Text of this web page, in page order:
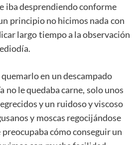
iba desprendiendo conforme
principio no hicimos nada con
largo tiempo a la observación
en un descampado
no le quedaba carne, solo unos
y un ruidoso y viscoso
y moscas regocijándose
cómo conseguir un